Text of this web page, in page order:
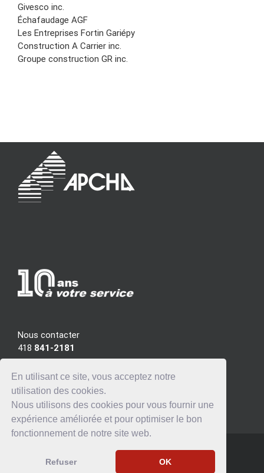
En utilisant ce site, vous acceptez notre
utilisation des cookies.
Nous utilisons des cookies pour vous fournir une
expérience améliorée et pour optimiser le bon
fonctionnement de notre site web.
Refuser OK
Givesco inc.
Échafaudage AGF
Les Entreprises Fortin Gariépy
Construction A Carrier inc.
Groupe construction GR inc.
Nous contacter
418 841-2181
R.B.Q.: 8356-7297-44